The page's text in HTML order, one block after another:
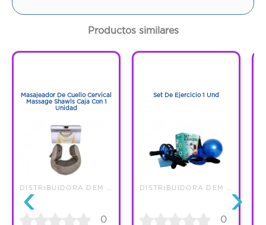
Productos similares
‹
Masajeador De Cuello Cervical
Massage Shawls Caja Con 1
Unidad
0
Set De Ejercicio 1 Und
0 ›